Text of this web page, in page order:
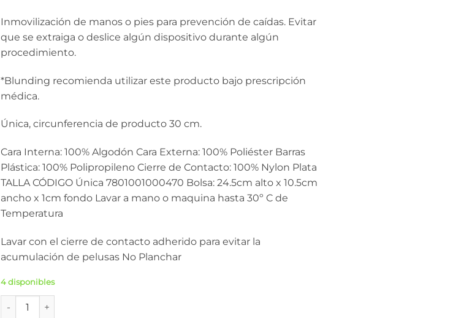
Inmovilización de manos o pies para prevención de caídas. Evitar
que se extraiga o deslice algún dispositivo durante algún
procedimiento.
*Blunding recomienda utilizar este producto bajo prescripción
médica.
Única, circunferencia de producto 30 cm.
Cara Interna: 100% Algodón Cara Externa: 100% Poliéster Barras
Plástica: 100% Polipropileno Cierre de Contacto: 100% Nylon Plata
TALLA CÓDIGO Única 7801001000470 Bolsa: 24.5cm alto x 10.5cm
ancho x 1cm fondo Lavar a mano o maquina hasta 30º C de
Temperatura
Lavar con el cierre de contacto adherido para evitar la
acumulación de pelusas No Planchar
4 disponibles
Contención, inmovilizador de mano, pié, Blunding, 1 unidad cantidad